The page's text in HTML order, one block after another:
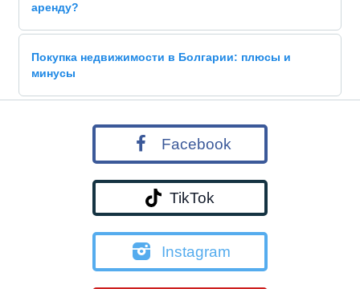
аренду?
Покупка недвижимости в Болгарии: плюсы и
минусы
Facebook
TikTok
Instagram